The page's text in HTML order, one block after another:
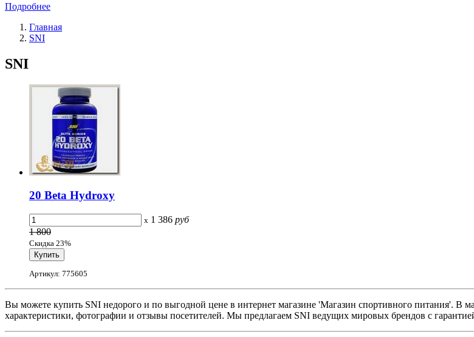
Подробнее
Главная
SNI
SNI
20 Beta Hydroxy
x 1 386 руб
1 800
Скидка 23%
Артикул: 775605
Вы можете купить SNI недорого и по выгодной цене в интернет магазине 'Магазин спортивного питания'. В
характеристики, фотографии и отзывы посетителей. Мы предлагаем SNI ведущих мировых брендов с